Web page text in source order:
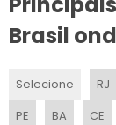
TENDAS E
ALUGUEL DE
Brasil
Selecione RJ
PE
BA CE